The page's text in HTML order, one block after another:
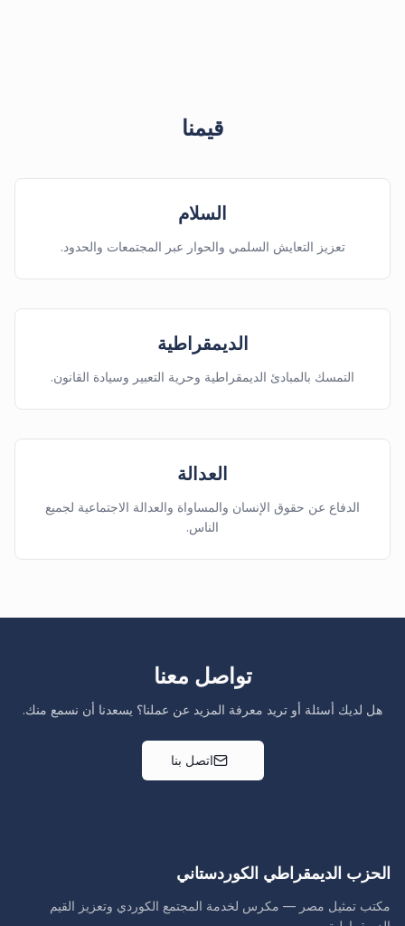
قيمنا
السلام
تعزيز التعايش السلمي والحوار عبر المجتمعات والحدود.
الديمقراطية
التمسك بالمبادئ الديمقراطية وحرية التعبير وسيادة القانون.
العدالة
الدفاع عن حقوق الإنسان والمساواة والعدالة الاجتماعية لجميع
الناس.
تواصل معنا
هل لديك أسئلة أو تريد معرفة المزيد عن عملنا؟ يسعدنا أن نسمع منك.
اتصل بنا
الحزب الديمقراطي الكوردستاني
مكتب تمثيل مصر — مكرس لخدمة المجتمع الكوردي وتعزيز القيم